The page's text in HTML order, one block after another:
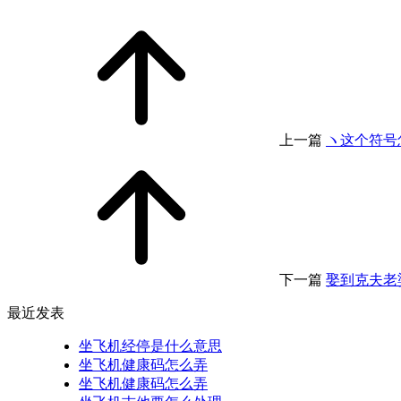
上一篇 ヽ这个符
下一篇 娶到克夫
最近发表
坐飞机经停是什么意思
坐飞机健康码怎么弄
坐飞机健康码怎么弄